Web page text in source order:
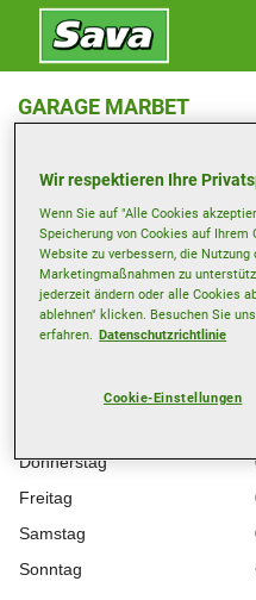
GARAGE MARBET
Anfahrtsbeschreibung
Telefonnummer anzeigen
Öffnungszeiten
Donnerstag
Freitag
Samstag
Sonntag
Wir respektieren Ihre
Wenn Sie auf "Alle Cookies
Speicherung von Cookies auf
Website zu verbessern, die
Marketingmaßnahmen zu
jederzeit ändern oder alle Cookies
ablehnen" klicken. Besuchen Sie
erfahren. Datenschutzrichtlinie
Cookie-Einstellungen